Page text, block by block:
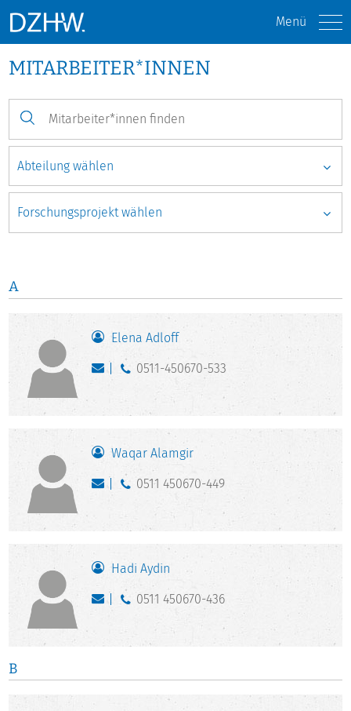
Menü
MITARBEITER*INNEN
A
Elena Adloff
0511-450670-533
Waqar Alamgir
0511 450670-449
Hadi Aydin
0511 450670-436
B